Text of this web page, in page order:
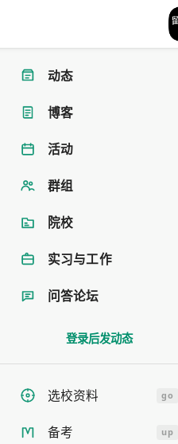
动态
博客
活动
群组
院校
实习与工作
问答论坛
登录后发动态
选校资料 go
备考 up